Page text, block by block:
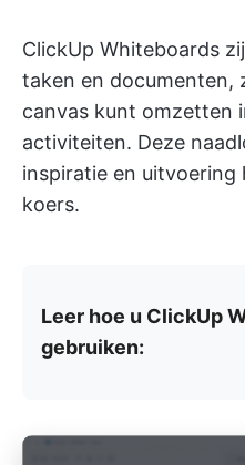
ClickUp Whiteboards
taken en documenten,
canvas kunt omzetten
activiteiten. Deze
inspiratie en
koers.
Leer hoe u ClickUp
gebruiken: